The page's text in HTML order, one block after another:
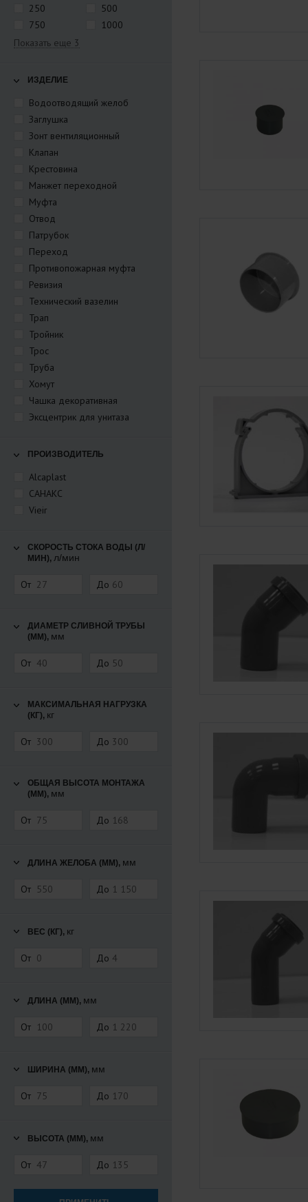
250
500
750
1000
Показать еще 3
ИЗДЕЛИЕ
Водоотводящий желоб
Заглушка
Зонт вентиляционный
Клапан
Крестовина
Манжет переходной
Муфта
Отвод
Патрубок
Переход
Противопожарная муфта
Ревизия
Технический вазелин
Трап
Тройник
Трос
Труба
Хомут
Чашка декоративная
Эксцентрик для унитаза
ПРОИЗВОДИТЕЛЬ
Alcaplast
САНАКС
Vieir
СКОРОСТЬ СТОКА ВОДЫ (Л/
МИН), л/мин
От До
ДИАМЕТР СЛИВНОЙ ТРУБЫ
(ММ), мм
От До
МАКСИМАЛЬНАЯ НАГРУЗКА
(КГ), кг
От До
ОБЩАЯ ВЫСОТА МОНТАЖА
(ММ), мм
От До
ДЛИНА ЖЕЛОБА (ММ), мм
От До
ВЕС (КГ), кг
От До
ДЛИНА (ММ), мм
От До
ШИРИНА (ММ), мм
От До
ВЫСОТА (ММ), мм
От До